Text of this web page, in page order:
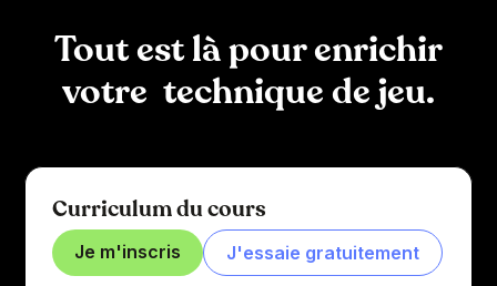
Tout est là pour enrichir
votre technique de jeu.
Curriculum du cours
Je m'inscris J'essaie gratuitement